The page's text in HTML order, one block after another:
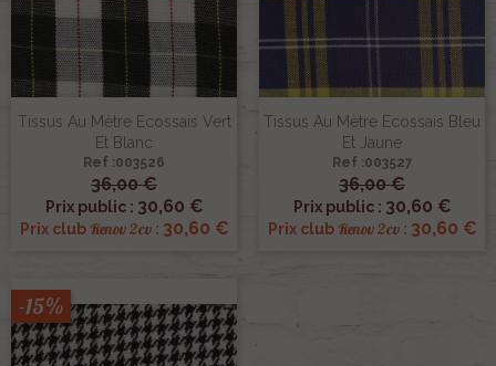
Tissus Au Mètre Ecossais Vert
Et Blanc
Ref :003526
36,00 €
Prix public : 30,60 €
Prix club Renov 2cv: 30,60 €
Tissus Au Mètre Ecossais Bleu
Et Jaune
Ref :003527
36,00 €
Prix public : 30,60 €
Prix club Renov 2cv: 30,60 €
-15%